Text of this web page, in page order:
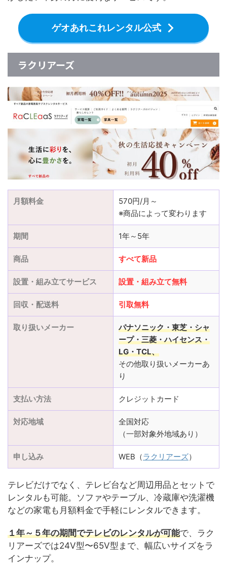
ゲオあれこれレンタル公式
ラクリアーズ
月額料金
570円/月～
※商品によって変わります
期間 1年～5年
商品 すべて新品
設置・組み立てサービス 設置 ・ 組み立て無料
回収・配送料 引取無料
取り扱いメーカー
パナソニック・東芝・シャ
ープ・三菱・ハイセンス・
LG・TCL、
その他取り扱いメーカーあ
り
支払い方法 クレジットカード
対応地域
全国対応
（一部対象外地域あり）
申し込み WEB（ラクリアーズ）
テレビだけでなく、テレビ台など周辺用品とセットで
レンタルも可能。ソファやテーブル、冷蔵庫や洗濯機
などの家電も月額料金で手軽にレンタルできます。
１年～５年の期間でテレビのレンタルが可能で、ラク
リアーズでは24V型〜65V型まで、幅広いサイズをラ
インナップ。